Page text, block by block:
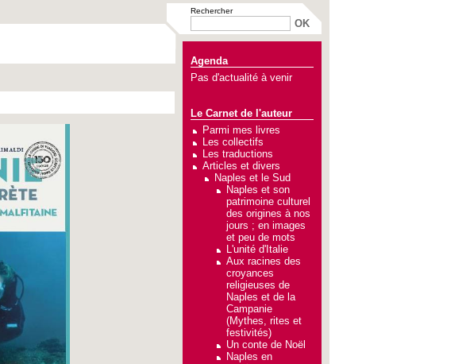
Rechercher
Agenda
Pas d'actualité à venir
Le Carnet de l'auteur
Parmi mes livres
Les collectifs
Les traductions
Articles et divers
Naples et le Sud
Naples et son
patrimoine culturel
des origines à nos
jours ; en images
et peu de mots
L'unité d'Italie
Aux racines des
croyances
religieuses de
Naples et de la
Campanie
(Mythes, rites et
festivités)
Un conte de Noël
Naples en